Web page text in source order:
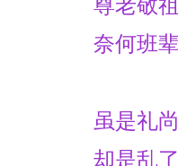
尊老敬
奈何班
虽是礼
却是乱